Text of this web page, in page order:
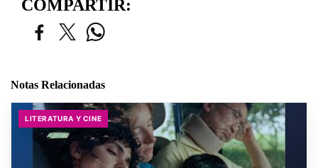
COMPARTIR:
Notas Relacionadas
LITERATURA Y CINE